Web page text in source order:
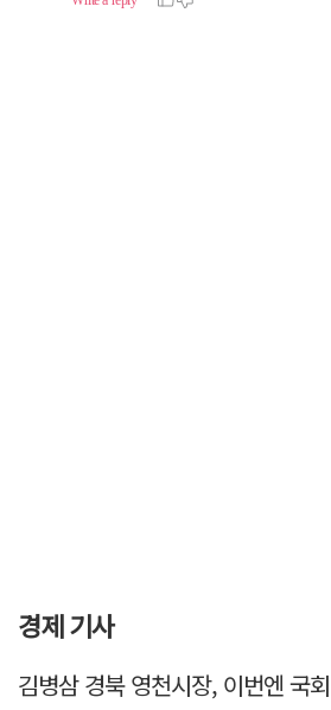
경제 기사